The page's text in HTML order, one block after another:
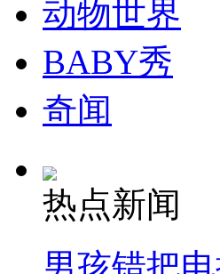
司机酒驾遇交警 急速倒车逃
动物世界
BABY秀
奇闻
热点新闻
男孩错把